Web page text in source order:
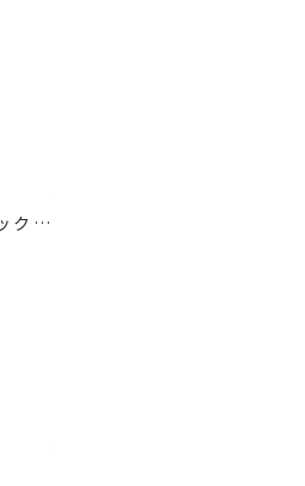
ます。
クレ